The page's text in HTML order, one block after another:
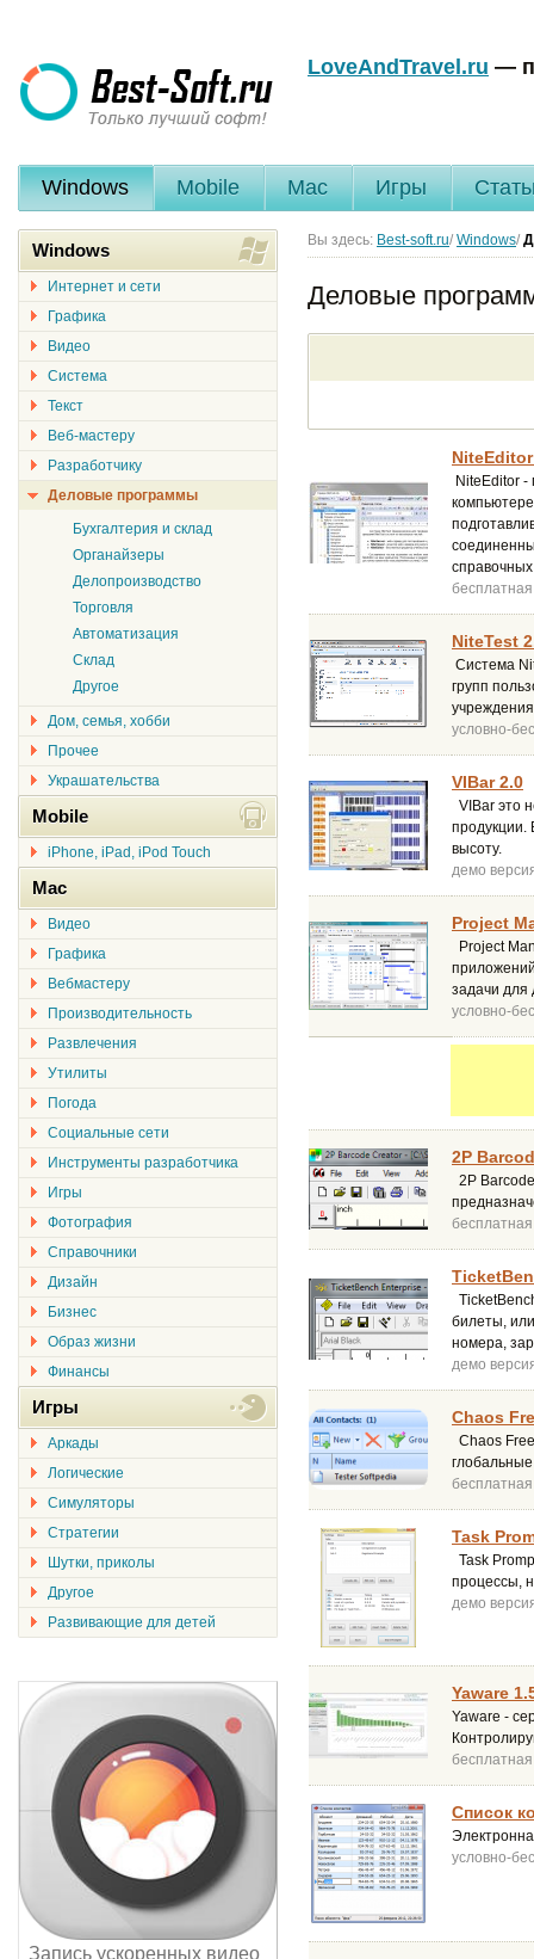
LoveAndTravel.ru —
Windows Mobile Mac Игры
Вы здесь: Best-soft.ru/ Windows/
Деловые
NiteEditor -
бесплатная
NiteTest
Система
групп
условно-
VIBar 2.0
VIBar это
продукции.
высоту.
демо
Project
Project
задачи для
условно-
2P
2P
бесплатная
билеты,
номера,
демо
Chaos
Chaos
бесплатная
Task
Task
процессы,
демо
Yaware
Yaware -
бесплатная
Список
условно-
Windows
Интернет и сети
Графика
Видео
Система
Текст
Веб-мастеру
Разработчику
Деловые программы
Бухгалтерия и склад
Органайзеры
Делопроизводство
Торговля
Автоматизация
Склад
Другое
Дом, семья, хобби
Прочее
Украшательства
Mobile
iPhone, iPad, iPod Touch
Mac
Видео
Графика
Вебмастеру
Производительность
Развлечения
Утилиты
Погода
Социальные сети
Инструменты разработчика
Игры
Фотография
Справочники
Дизайн
Бизнес
Образ жизни
Финансы
Игры
Аркады
Логические
Симуляторы
Стратегии
Шутки, приколы
Другое
Развивающие для детей
Запись ускоренных видео